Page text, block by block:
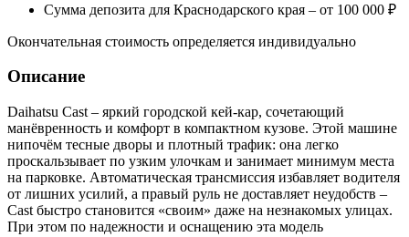
Сумма депозита для Краснодарского края – от 100 000 ₽
Окончательная стоимость определяется индивидуально
Описание
Daihatsu Cast – яркий городской кей-кар, сочетающий
манёвренность и комфорт в компактном кузове. Этой машине
нипочём тесные дворы и плотный трафик: она легко
проскальзывает по узким улочкам и занимает минимум места
на парковке. Автоматическая трансмиссия избавляет водителя
от лишних усилий, а правый руль не доставляет неудобств –
Cast быстро становится «своим» даже на незнакомых улицах.
При этом по надежности и оснащению эта модель